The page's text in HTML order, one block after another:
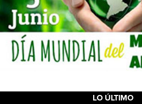
LO ÚLTIMO